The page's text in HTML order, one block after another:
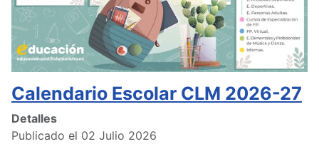
Calendario Escolar CLM 2026-27
Detalles
Publicado el 02 Julio 2026